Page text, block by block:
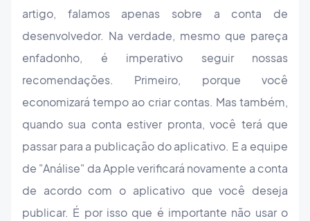
artigo, falamos apenas sobre a conta de
desenvolvedor. Na verdade, mesmo que pareça
enfadonho, é imperativo seguir nossas
recomendações. Primeiro, porque você
economizará tempo ao criar contas. Mas também,
quando sua conta estiver pronta, você terá que
passar para a publicação do aplicativo. E a equipe
de "Análise" da Apple verificará novamente a conta
de acordo com o aplicativo que você deseja
publicar. É por isso que é importante não usar o